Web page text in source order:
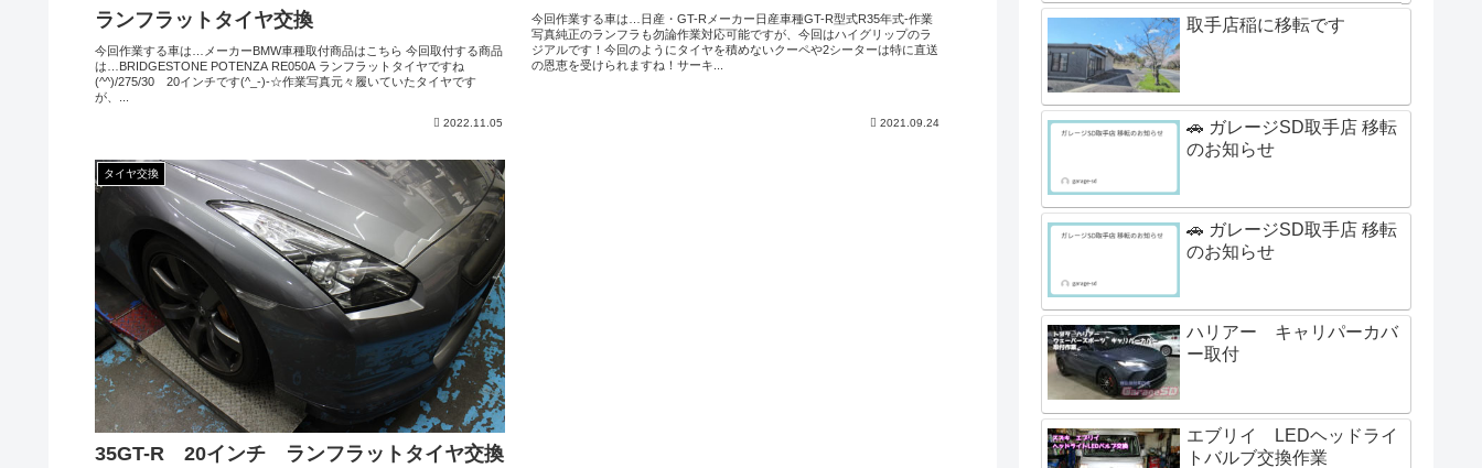
ランフラットタイヤ交換
今回作業する車は…メーカーBMW車種取付商品はこちら 今回取付する商品
は…BRIDGESTONE POTENZA RE050A ランフラットタイヤですね
(^^)/275/30 20インチです(^_-)-☆作業写真元々履いていたタイヤです
が、...
2022.11.05
今回作業する車は…日産・GT-Rメーカー日産車種GT-R型式R35年式-作業
写真純正のランフラも勿論作業対応可能ですが、今回はハイグリップのラ
ジアルです！今回のようにタイヤを積めないクーペや2シーターは特に直送
の恩恵を受けられますね！サーキ...
2021.09.24
タイヤ交換
35GT-R 20インチ ランフラットタイヤ交換
取手店稲に移転です
🚗 ガレージSD取手店 移転
のお知らせ
🚗 ガレージSD取手店 移転
のお知らせ
ハリアー キャリパーカバ
ー取付
エブリイ LEDヘッドライ
トバルブ交換作業